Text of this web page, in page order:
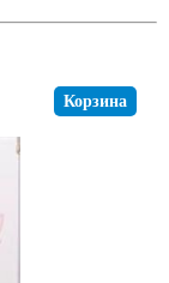
Корзина